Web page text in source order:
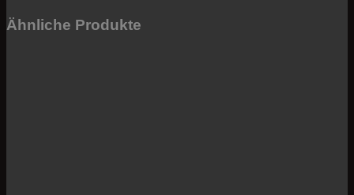
Ähnliche Produkte